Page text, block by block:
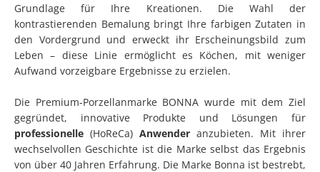
Grundlage für Ihre Kreationen. Die Wahl der
kontrastierenden Bemalung bringt Ihre farbigen Zutaten in
den Vordergrund und erweckt ihr Erscheinungsbild zum
Leben – diese Linie ermöglicht es Köchen, mit weniger
Aufwand vorzeigbare Ergebnisse zu erzielen.
Die Premium-Porzellanmarke BONNA wurde mit dem Ziel
gegründet, innovative Produkte und Lösungen für
professionelle (HoReCa) Anwender anzubieten. Mit ihrer
wechselvollen Geschichte ist die Marke selbst das Ergebnis
von über 40 Jahren Erfahrung. Die Marke Bonna ist bestrebt,